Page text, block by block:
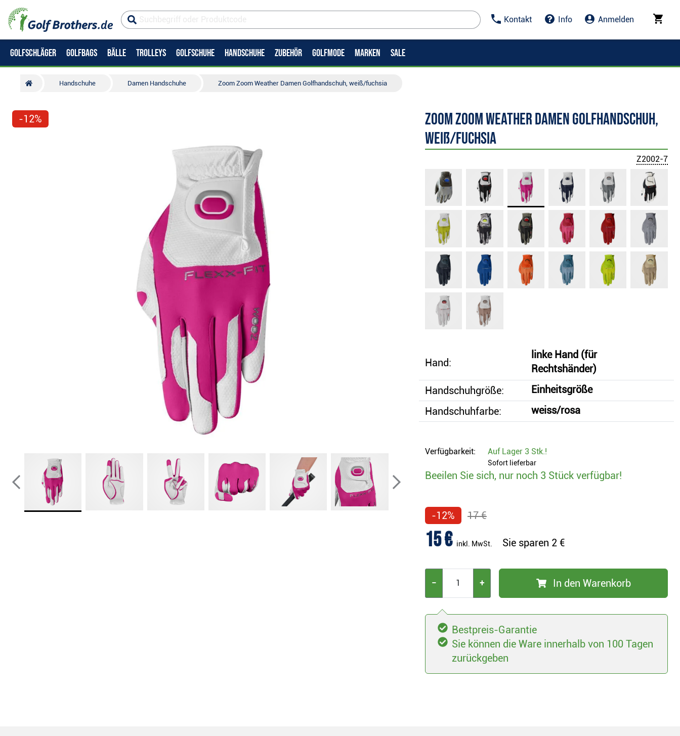
Kontakt Info Anmelden
GOLFSCHLÄGER GOLFBAGS BÄLLE TROLLEYS GOLFSCHUHE HANDSCHUHE ZUBEHÖR GOLFMODE MARKEN SALE
Handschuhe Damen Handschuhe Zoom Zoom Weather Damen Golfhandschuh, weiß/fuchsia
-12%
Zoom Zoom Weather Damen Golfhandschuh,
weiß/fuchsia
Z2002-7
Hand:
linke Hand (für
Rechtshänder)
Handschuhgröße:
Einheitsgröße
Handschuhfarbe:
weiss/rosa
Verfügbarkeit: Auf Lager 3 Stk.!
Sofort lieferbar
Beeilen Sie sich, nur noch 3 Stück verfügbar!
-12% 17 €
15 € inkl. MwSt. Sie sparen 2 €
− + In den Warenkorb
Bestpreis-Garantie
Sie können die Ware innerhalb von 100 Tagen
zurückgeben